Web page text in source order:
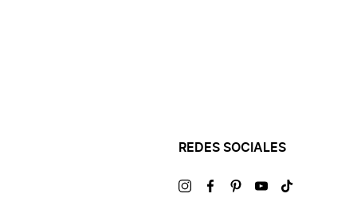
REDES SOCIALES
VisítanosVisítanosVisítanosVisítanosVisítanos